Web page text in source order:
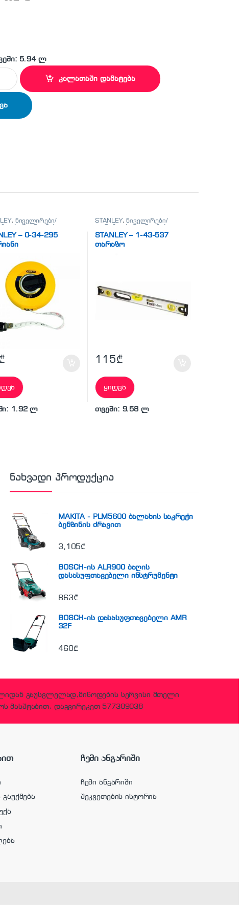
5.94 ლ
214 სახრახნისი (10 ცვლადი პირით) quantity
კალათაში დამატება
, ნიველირები/
– 0-34-295
1.92 ლ
STANLEY,ნიველირები/
STANLEY – 1-43-537
თარაზო
115₾
ყიდვა
თვეში: 9.58 ლ
ნახვადი პროდუქცია
MAKITA - PLM5600 ბალახის საკრეჭი
ბენზინის ძრავით
3,105₾
BOSCH-ის ALR900 ბაღის
დასასუფთავებელი ინსტრუმენტი
863₾
BOSCH-ის დასასუფთავებელი AMR
32F
460₾
გაუსვლელად,მიწოდების სერვისი მთელი
მასშტაბით, დაგვირეკეთ 577309038
გაუქმება
ჩემი ანგარიში
ჩემი ანგარიში
შეკვეთების ისტორია